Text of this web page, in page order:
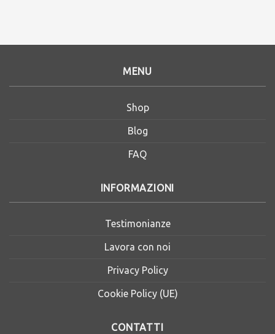
MENU
Shop
Blog
FAQ
INFORMAZIONI
Testimonianze
Lavora con noi
Privacy Policy
Cookie Policy (UE)
CONTATTI